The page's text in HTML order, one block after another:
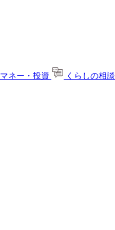
マネー・投資 くらしの相談